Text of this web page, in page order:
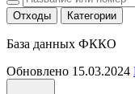
Отходы
Категории
База данных ФККО
Обновлено 15.03.2024